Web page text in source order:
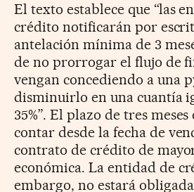
El texto establece que “las
crédito notificarán por
antelación mínima de 3
de no prorrogar el flujo de
vengan concediendo a una
disminuirlo en una cuantía
35%”. El plazo de tres
contar desde la fecha de
contrato de crédito de
económica. La entidad de
embargo, no estará